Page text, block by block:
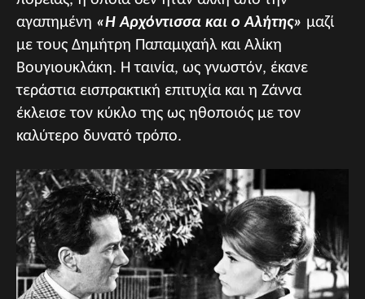
αγαπημένη «Η Αρχόντισσα και ο Αλήτης» μαζί
με τους Δημήτρη Παπαμιχαήλ και Αλίκη
Βουγιουκλάκη. Η ταινία, ως γνωστόν, έκανε
τεράστια εισπρακτική επιτυχία και η Ζάννα
έκλεισε τον κύκλο της ως ηθοποιός με τον
καλύτερο δυνατό τρόπο.